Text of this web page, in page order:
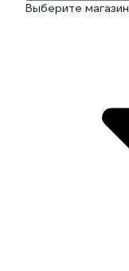
Выберите магазин